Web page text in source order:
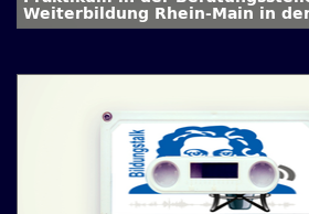
Weiterbildung Rhein-Main in
Kolb-Stiftung e.V.